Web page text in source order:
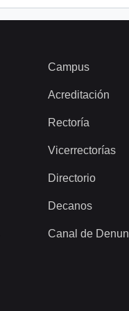
Campus
Acreditación
Rectoría
Vicerrectorías
Directorio
Decanos
Canal de